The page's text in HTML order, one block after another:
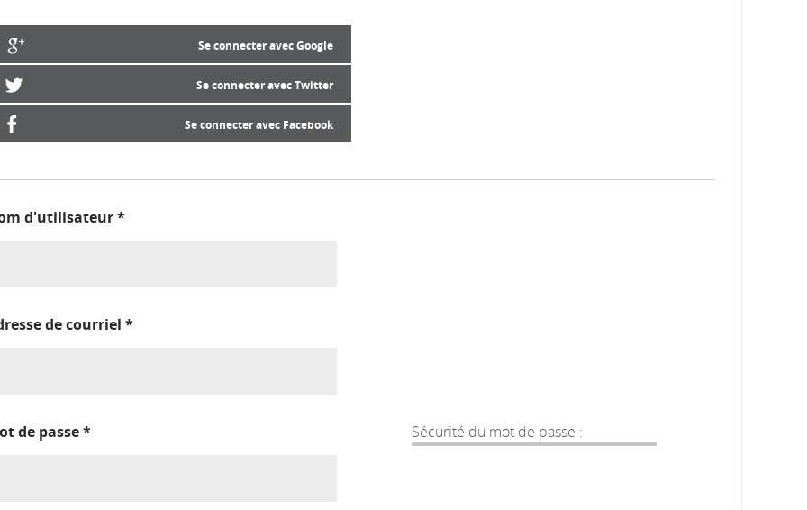
Se connecter avec Google
Se connecter avec Twitter
Se connecter avec Facebook
d'utilisateur*
de courriel *
Sécurité du mot de passe :
de passe*